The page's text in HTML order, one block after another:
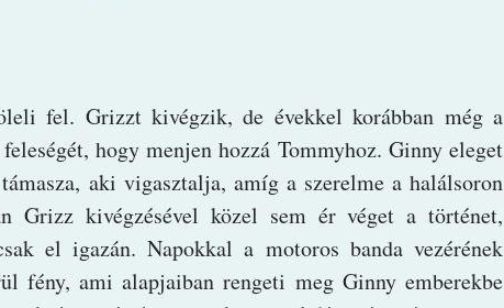
fel. Grizzt kivégzik, de évekkel korábban még a
hogy menjen hozzá Tommyhoz. Ginny eleget
aki vigasztalja, amíg a szerelme a halálsoron
Grizz kivégzésével közel sem ér véget a történet,
el igazán. Napokkal a motoros banda vezérének
fény, ami alapjaiban rengeti meg Ginny emberekbe